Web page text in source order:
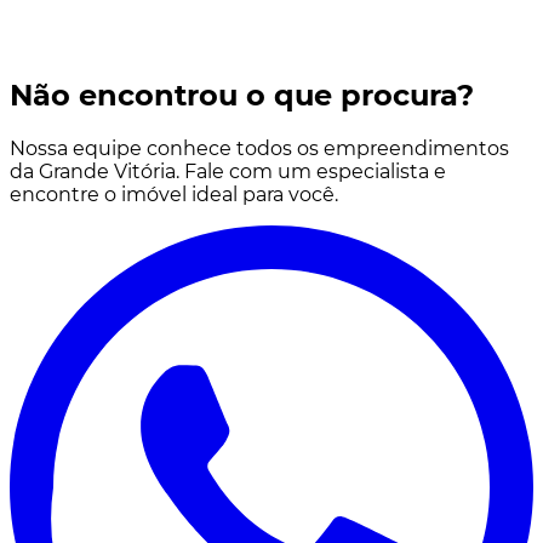
Não encontrou o que procura?
Nossa equipe conhece todos os empreendimentos
da Grande Vitória. Fale com um especialista e
encontre o imóvel ideal para você.